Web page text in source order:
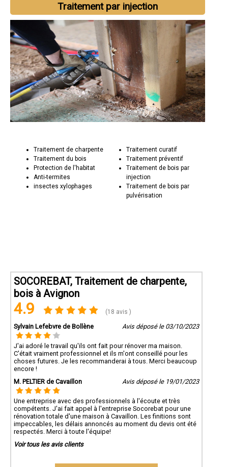
Traitement par injection
Traitement de charpente
Traitement du bois
Protection de l'habitat
Anti-termites
insectes xylophages
Traitement curatif
Traitement préventif
Traitement de bois par
injection
Traitement de bois par
pulvérisation
SOCOREBAT, Traitement de charpente,
bois à Avignon
4.9 (18 avis )
Sylvain Lefebvre de Bollène Avis déposé le 03/10/2023
J'ai adoré le travail qu'ils ont fait pour rénover ma maison.
C'était vraiment professionnel et ils m'ont conseillé pour les
choses futures. Je les recommanderai à tous. Merci beaucoup
encore !
M. PELTIER de Cavaillon
Avis déposé le 19/01/2023
Une entreprise avec des professionnels à l'écoute et très
compétents. J'ai fait appel à l'entreprise Socorebat pour une
rénovation totale d'une maison à Cavaillon. Les finitions sont
impeccables, les délais annoncés au moment du devis ont été
respectés. Merci à toute l'équipe!
Voir tous les avis clients